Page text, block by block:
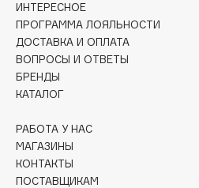
Collagenina
Consly
Corimo
CosRX
Cottolina
Cunzite
Curaprox
ИНТЕРЕСНОЕ
ПРОГРАММА ЛОЯЛЬНОСТИ
ДОСТАВКА И ОПЛАТА
ВОПРОСЫ И ОТВЕТЫ
БРЕНДЫ
КАТАЛОГ
РАБОТА У НАС
МАГАЗИНЫ
КОНТАКТЫ
ПОСТАВЩИКАМ